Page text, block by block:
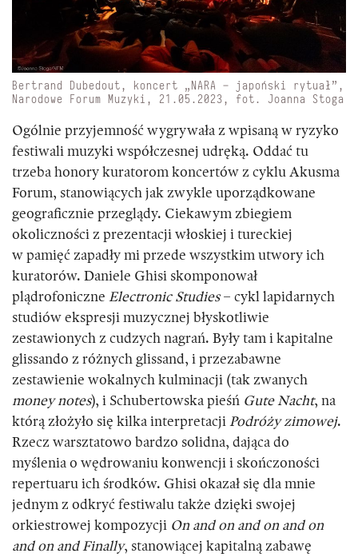
Bertrand Dubedout, koncert „NARA – japoński rytuał”,
Narodowe Forum Muzyki, 21.05.2023, fot. Joanna Stoga
Ogólnie przyjemność wygrywała z wpisaną w ryzyko
festiwali muzyki współczesnej udręką. Oddać tu
trzeba honory kuratorom koncertów z cyklu Akusma
Forum, stanowiących jak zwykle uporządkowane
geograficznie przeglądy. Ciekawym zbiegiem
okoliczności z prezentacji włoskiej i tureckiej
w pamięć zapadły mi przede wszystkim utwory ich
kuratorów. Daniele Ghisi skomponował
plądrofoniczne Electronic Studies – cykl lapidarnych
studiów ekspresji muzycznej błyskotliwie
zestawionych z cudzych nagrań. Były tam i kapitalne
glissando z różnych glissand, i przezabawne
zestawienie wokalnych kulminacji (tak zwanych
money notes), i Schubertowska pieśń Gute Nacht, na
którą złożyło się kilka interpretacji Podróży zimowej.
Rzecz warsztatowo bardzo solidna, dająca do
myślenia o wędrowaniu konwencji i skończoności
repertuaru ich środków. Ghisi okazał się dla mnie
jednym z odkryć festiwalu także dzięki swojej
orkiestrowej kompozycji On and on and on and on
and on and Finally, stanowiącej kapitalną zabawę